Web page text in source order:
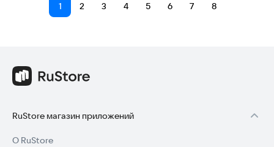
1 2 3 4 5 6 7 8
RuStore магазин приложений
О RuStore